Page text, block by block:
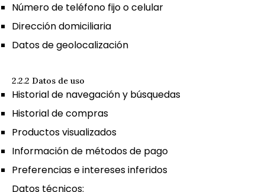
Número de teléfono fijo o celular
Dirección domiciliaria
Datos de geolocalización
2.2.2 Datos de uso
Historial de navegación y búsquedas
Historial de compras
Productos visualizados
Información de métodos de pago
Preferencias e intereses inferidos
Datos técnicos: